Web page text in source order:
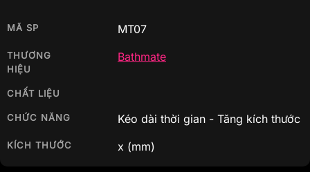
MÃ SP MT07
THƯƠNG
HIỆU
Bathmate
CHẤT LIỆU
CHỨC NĂNG Kéo dài thời gian - Tăng kích thước
KÍCH THƯỚC x (mm)